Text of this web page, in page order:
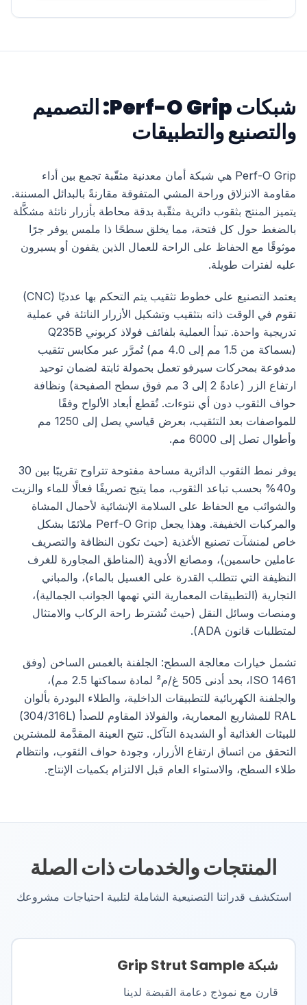
شبكات Perf-O Grip: التصميم
والتصنيع والتطبيقات
Perf-O Grip هي شبكة أمان معدنية مثقّبة تجمع بين أداء
مقاومة الانزلاق وراحة المشي المتفوقة مقارنةً بالبدائل المسننة.
يتميز المنتج بثقوب دائرية مثقّبة بدقة محاطة بأزرار ناتئة مشكَّلة
بالضغط حول كل فتحة، مما يخلق سطحًا ذا ملمس يوفر جرًا
موثوقًا مع الحفاظ على الراحة للعمال الذين يقفون أو يسيرون
عليه لفترات طويلة.
يعتمد التصنيع على خطوط تثقيب يتم التحكم بها عدديًا (CNC)
تقوم في الوقت ذاته بتثقيب وتشكيل الأزرار الناتئة في عملية
تدريجية واحدة. تبدأ العملية بلفائف فولاذ كربوني Q235B
(بسماكة من 1.5 مم إلى 4.0 مم) تُمرَّر عبر مكابس تثقيب
مدفوعة بمحركات سيرفو تعمل بحمولة ثابتة لضمان توحيد
ارتفاع الزر (عادةً 2 إلى 3 مم فوق سطح الصفيحة) ونظافة
حواف الثقوب دون أي نتوءات. تُقطع أبعاد الألواح وفقًا
للمواصفات بعد التثقيب، بعرض قياسي يصل إلى 1250 مم
وأطوال تصل إلى 6000 مم.
يوفر نمط الثقوب الدائرية مساحة مفتوحة تتراوح تقريبًا بين 30
و40% بحسب تباعد الثقوب، مما يتيح تصريفًا فعالًا للماء والزيت
والشوائب مع الحفاظ على السلامة الإنشائية لأحمال المشاة
والمركبات الخفيفة. وهذا يجعل Perf-O Grip ملائمًا بشكل
خاص لمنشآت تصنيع الأغذية (حيث تكون النظافة والتصريف
عاملين حاسمين)، ومصانع الأدوية (المناطق المجاورة للغرف
النظيفة التي تتطلب القدرة على الغسيل بالماء)، والمباني
التجارية (التطبيقات المعمارية التي تهمها الجوانب الجمالية)،
ومنصات وسائل النقل (حيث تُشترط راحة الركاب والامتثال
لمتطلبات قانون ADA).
تشمل خيارات معالجة السطح: الجلفنة بالغمس الساخن (وفق
ISO 1461، بحد أدنى 505 غ/م² لمادة سماكتها 2.5 مم)،
والجلفنة الكهربائية للتطبيقات الداخلية، والطلاء البودرة بألوان
RAL للمشاريع المعمارية، والفولاذ المقاوم للصدأ (304/316L)
للبيئات الغذائية أو الشديدة التآكل. تتيح العينة المقدَّمة للمشترين
التحقق من اتساق ارتفاع الأزرار، وجودة حواف الثقوب، وانتظام
طلاء السطح، والاستواء العام قبل الالتزام بكميات الإنتاج.
المنتجات والخدمات ذات الصلة
استكشف قدراتنا التصنيعية الشاملة لتلبية احتياجات مشروعك
شبكة Grip Strut Sample
قارن مع نموذج دعامة القبضة لدينا